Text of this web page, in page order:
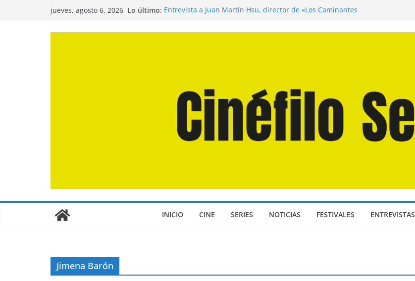
jueves, agosto 6, 2026 Lo último: Entrevista a Juan Martín Hsu, director de «Los Caminantes
INICIO CINE SERIES NOTICIAS FESTIVALES ENTREVISTAS
Jimena Barón